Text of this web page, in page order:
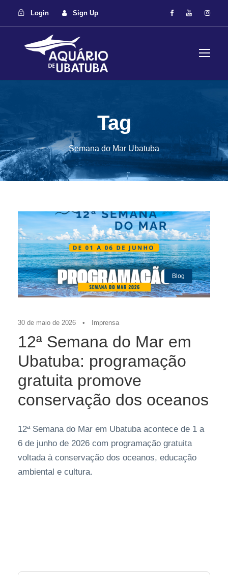
Login Sign Up
Tag
Semana do Mar Ubatuba
Blog
30 de maio de 2026 • Imprensa
12ª Semana do Mar em
Ubatuba: programação
gratuita promove
conservação dos oceanos
12ª Semana do Mar em Ubatuba acontece de 1 a
6 de junho de 2026 com programação gratuita
voltada à conservação dos oceanos, educação
ambiental e cultura.